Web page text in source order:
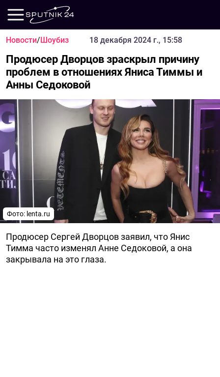
Новости/Шоубиз 18 декабря 2024 г., 15:58
Продюсер Дворцов зраскрыл причину
проблем в отношениях Яниса Тиммы и
Анны Седоковой
Фото: lenta.ru
Продюсер Сергей Дворцов заявил, что Янис
Тимма часто изменял Анне Седоковой, а она
закрывала на это глаза.